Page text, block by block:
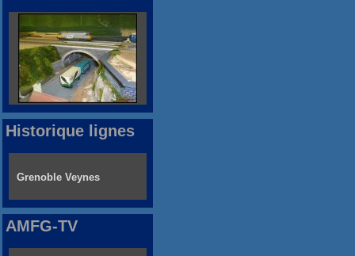
Historique lignes
Grenoble Veynes
AMFG-TV